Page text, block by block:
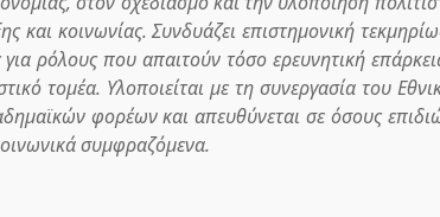
και κοινωνίας. Συνδυάζει επιστημονική
ρόλους που απαιτούν τόσο ερευνητική
τομέα. Υλοποιείται με τη συνεργασία του
φορέων και απευθύνεται σε όσους
συμφραζόμενα.